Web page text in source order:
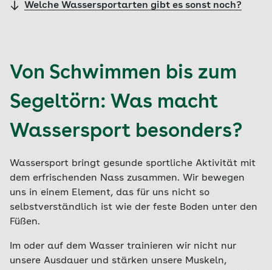
Welche Wassersportarten gibt es sonst noch?
Von Schwimmen bis zum
Segeltörn: Was macht
Wassersport besonders?
Wassersport bringt gesunde sportliche Aktivität mit
dem erfrischenden Nass zusammen. Wir bewegen
uns in einem Element, das für uns nicht so
selbstverständlich ist wie der feste Boden unter den
Füßen.
Im oder auf dem Wasser trainieren wir nicht nur
unsere Ausdauer und stärken unsere Muskeln,